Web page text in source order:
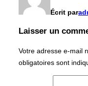
Écrit par
Laisser un
Votre adresse e-mail
obligatoires sont